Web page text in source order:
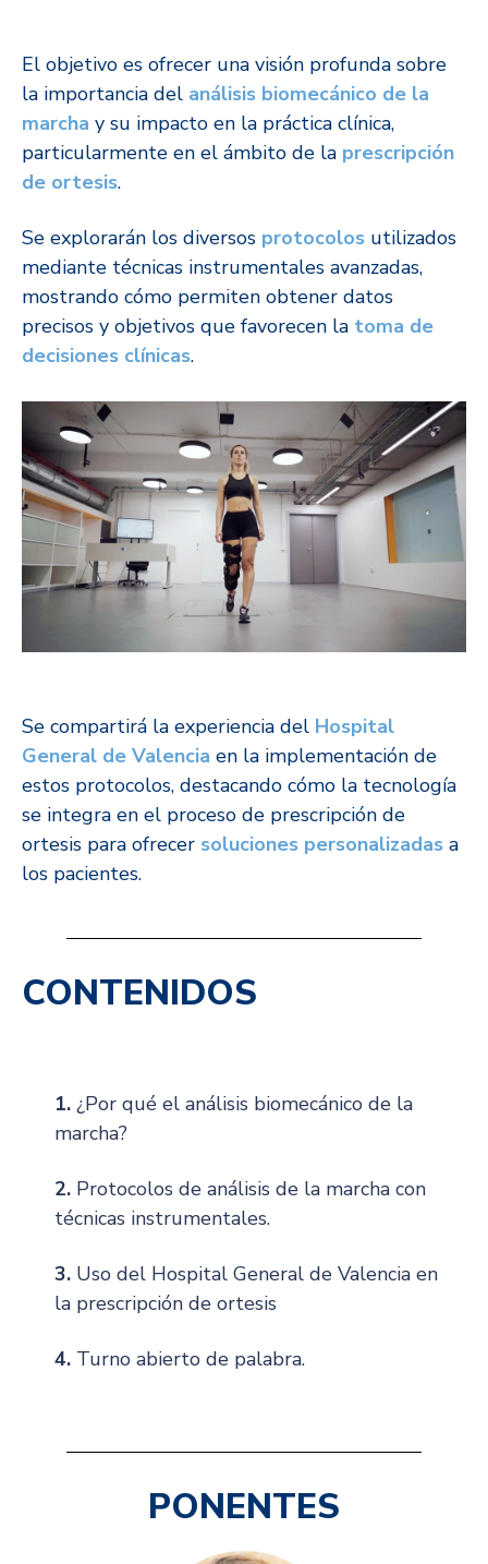
El objetivo es ofrecer una visión profunda sobre
la importancia del análisis biomecánico de la
marcha y su impacto en la práctica clínica,
particularmente en el ámbito de la prescripción
de ortesis.
Se explorarán los diversos protocolos utilizados
mediante técnicas instrumentales avanzadas,
mostrando cómo permiten obtener datos
precisos y objetivos que favorecen la toma de
decisiones clínicas.
Se compartirá la experiencia del Hospital
General de Valencia en la implementación de
estos protocolos, destacando cómo la tecnología
se integra en el proceso de prescripción de
ortesis para ofrecer soluciones personalizadas a
los pacientes.
CONTENIDOS
1. ¿Por qué el análisis biomecánico de la
marcha?
2. Protocolos de análisis de la marcha con
técnicas instrumentales.
3. Uso del Hospital General de Valencia en
la prescripción de ortesis
4. Turno abierto de palabra.
PONENTES